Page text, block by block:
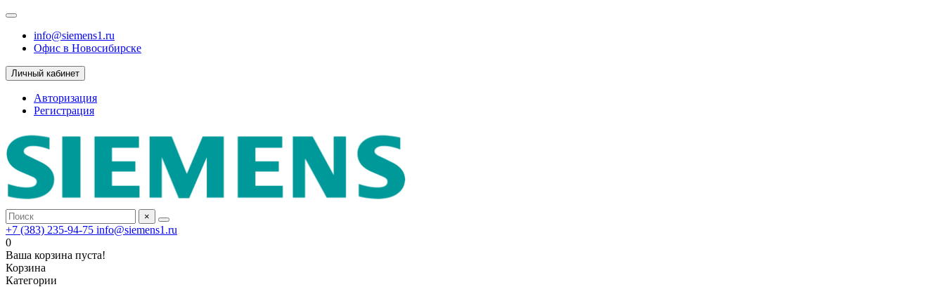
info@siemens1.ru
Офис в Новосибирске
Личный кабинет
Авторизация
Регистрация
×
+7 (383) 235-94-75 info@siemens1.ru
0
Ваша корзина пуста!
Корзина
Категории